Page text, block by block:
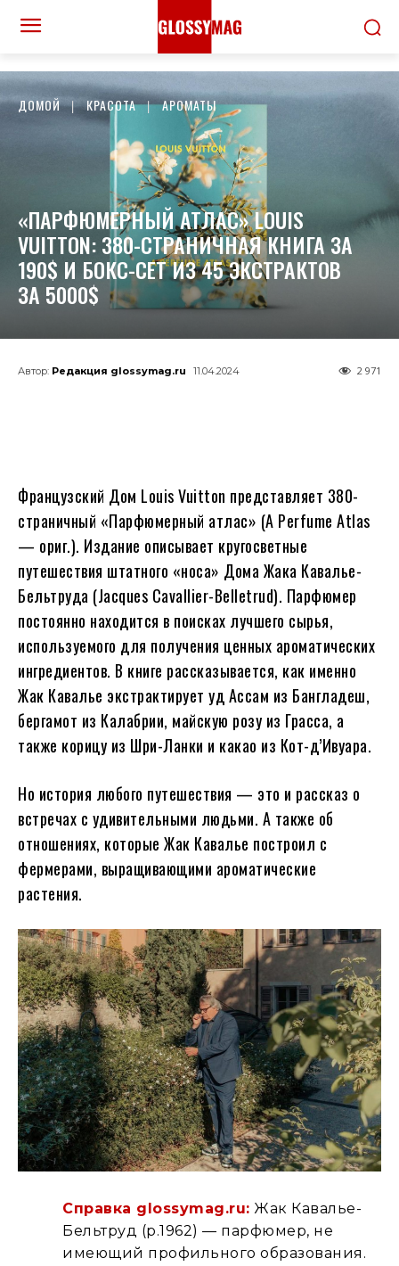
ДОМОЙ КРАСОТА АРОМАТЫ
«ПАРФЮМЕРНЫЙ АТЛАС» LOUIS
VUITTON: 380-СТРАНИЧНАЯ КНИГА ЗА
190$ И БОКС-СЕТ ИЗ 45 ЭКСТРАКТОВ
ЗА 5000$
Автор: Редакция glossymag.ru 11.04.2024 2 971
Французский Дом Louis Vuitton представляет 380-
страничный «Парфюмерный атлас» (A Perfume Atlas
— ориг.). Издание описывает кругосветные
путешествия штатного «носа» Дома Жака Кавалье-
Бельтруда (Jacques Cavallier-Belletrud). Парфюмер
постоянно находится в поисках лучшего сырья,
используемого для получения ценных ароматических
ингредиентов. В книге рассказывается, как именно
Жак Кавалье экстрактирует уд Ассам из Бангладеш,
бергамот из Калабрии, майскую розу из Грасса, а
также корицу из Шри-Ланки и какао из Кот-д’Ивуара.
Но история любого путешествия — это и рассказ о
встречах с удивительными людьми. А также об
отношениях, которые Жак Кавалье построил с
фермерами, выращивающими ароматические
растения.
Справка glossymag.ru: Жак Кавалье-
Бельтруд (р.1962) — парфюмер, не
имеющий профильного образования.